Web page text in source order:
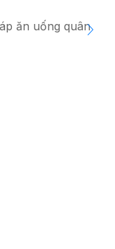
ăn uống quân